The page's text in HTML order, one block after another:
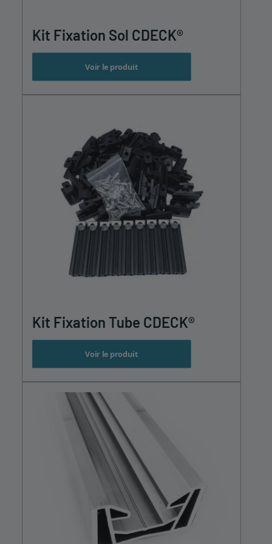
Kit Fixation Sol CDECK®
Voir le produit
Kit Fixation Tube CDECK®
Voir le produit